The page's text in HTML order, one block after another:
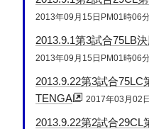
2013年09月15日PM01時06
2013.9.1第3試合75LB
2013年09月15日PM01時06
2013.9.22第3試合
TENGA
2017年03月02
2013.9.22第2試合